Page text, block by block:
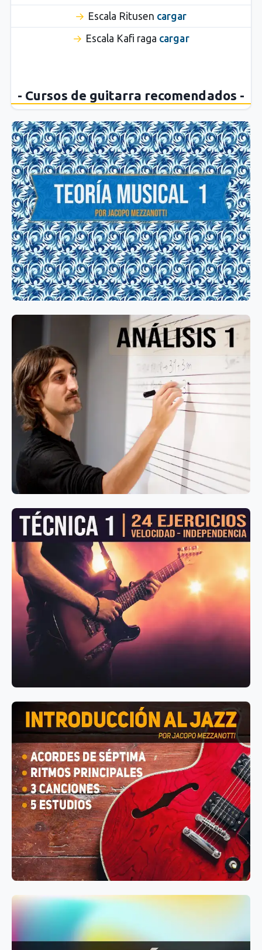
Escala Ritusen cargar
Escala Kafi raga cargar
- Cursos de guitarra recomendados -